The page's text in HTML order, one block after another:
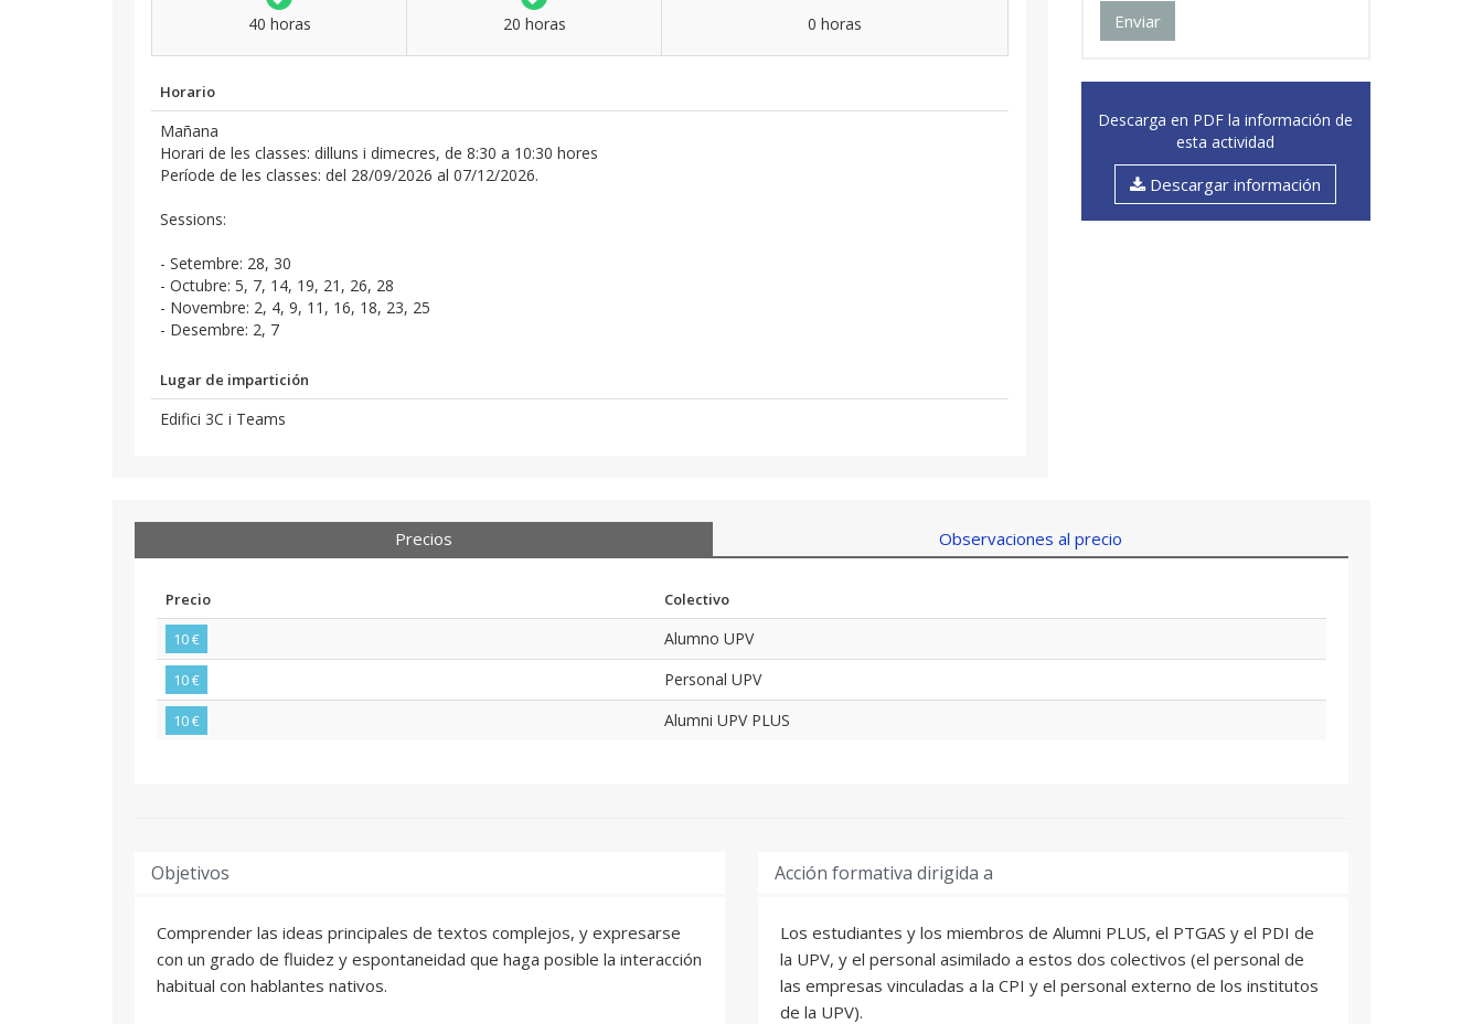
40 horas 20 horas 0 horas
Horario
Mañana
Horari de les classes: dilluns i dimecres, de 8:30 a 10:30 hores
Període de les classes: del 28/09/2026 al 07/12/2026.
Sessions:
- Setembre: 28, 30
- Octubre: 5, 7, 14, 19, 21, 26, 28
- Novembre: 2, 4, 9, 11, 16, 18, 23, 25
- Desembre: 2, 7
Lugar de impartición
Edifici 3C i Teams
Enviar
Descarga en PDF la información de
esta actividad
Descargar información
Precios Observaciones al precio
Precio
Colectivo
10 €
Alumno UPV
10 € Personal UPV
10 € Alumni UPV PLUS
Objetivos
Comprender las ideas principales de textos complejos, y expresarse
con un grado de fluidez y espontaneidad que haga posible la interacción
habitual con hablantes nativos.
Acción formativa dirigida a
Los estudiantes y los miembros de Alumni PLUS, el PTGAS y el PDI de
la UPV, y el personal asimilado a estos dos colectivos (el personal de
las empresas vinculadas a la CPI y el personal externo de los institutos
de la UPV).